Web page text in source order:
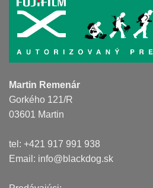
Martin Remenár
Gorkého 121/R
03601 Martin
tel: +421 917 991 938
Email: info@blackdog.sk